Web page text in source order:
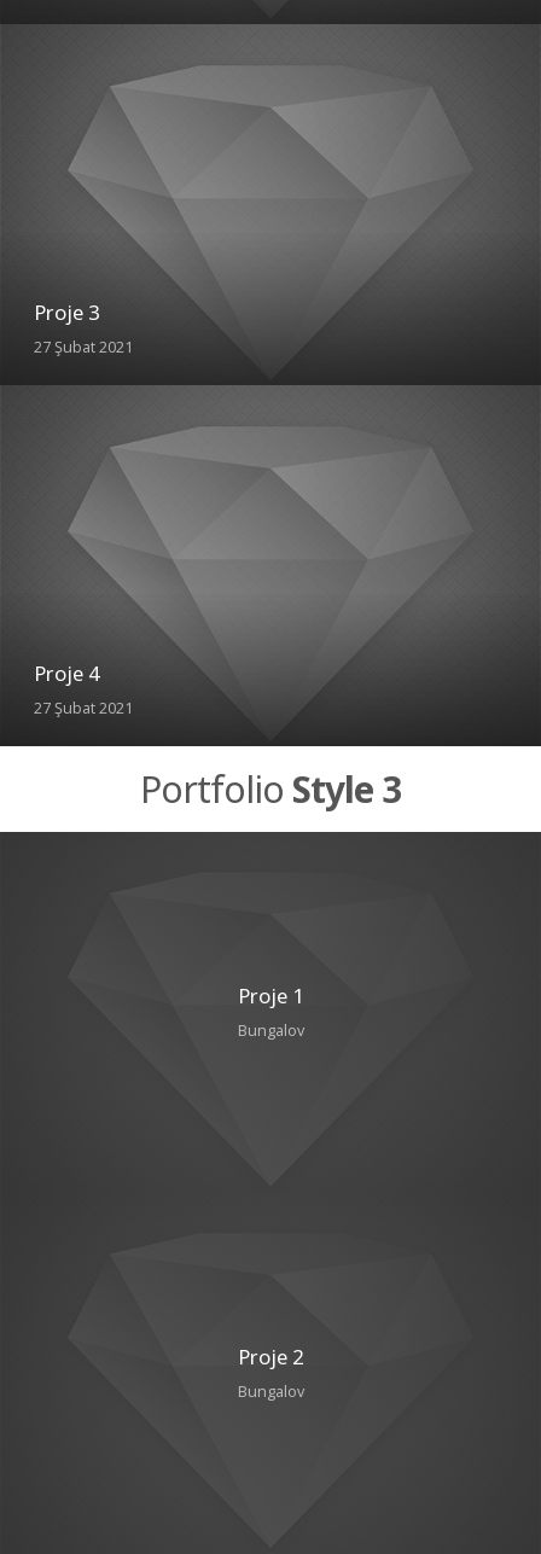
Proje 3
27 Şubat 2021
Proje 4
27 Şubat 2021
Portfolio Style 3
Proje 1
Bungalov
Proje 2
Bungalov